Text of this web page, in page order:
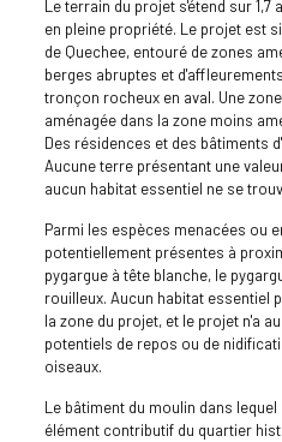
Le terrain du projet s'étend sur
en pleine propriété. Le projet est
de Quechee, entouré de zones
berges abruptes et
tronçon rocheux en aval. Une
aménagée dans la zone moins
Des résidences et des bâtiments
Aucune terre présentant une
aucun habitat essentiel ne se
Parmi les espèces menacées ou
potentiellement présentes à
pygargue à tête blanche, le
rouilleux. Aucun habitat essentiel
la zone du projet, et le projet n'a
potentiels de repos ou de
oiseaux.
Le bâtiment du moulin dans
élément contributif du quartier